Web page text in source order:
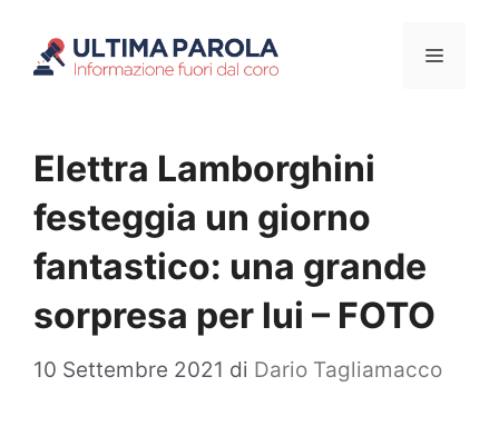
Menu
Elettra Lamborghini
festeggia un giorno
fantastico: una grande
sorpresa per lui – FOTO
10 Settembre 2021 di Dario Tagliamacco